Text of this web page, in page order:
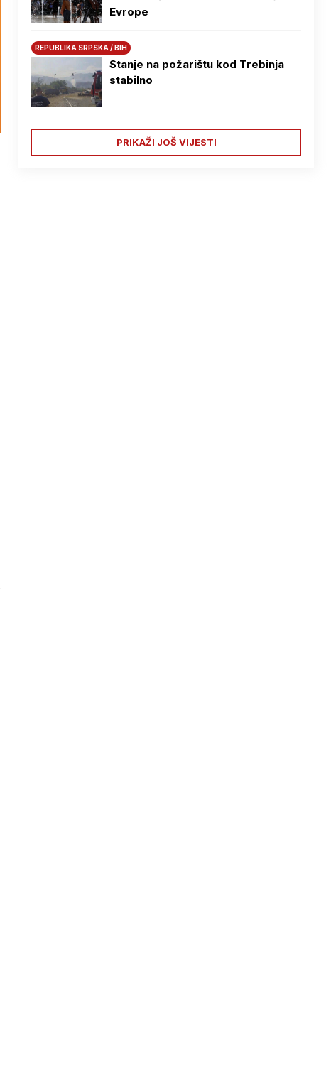
Evrope
REPUBLIKA SRPSKA / BIH
Stanje na požarištu kod Trebinja
stabilno
PRIKAŽI JOŠ VIJESTI